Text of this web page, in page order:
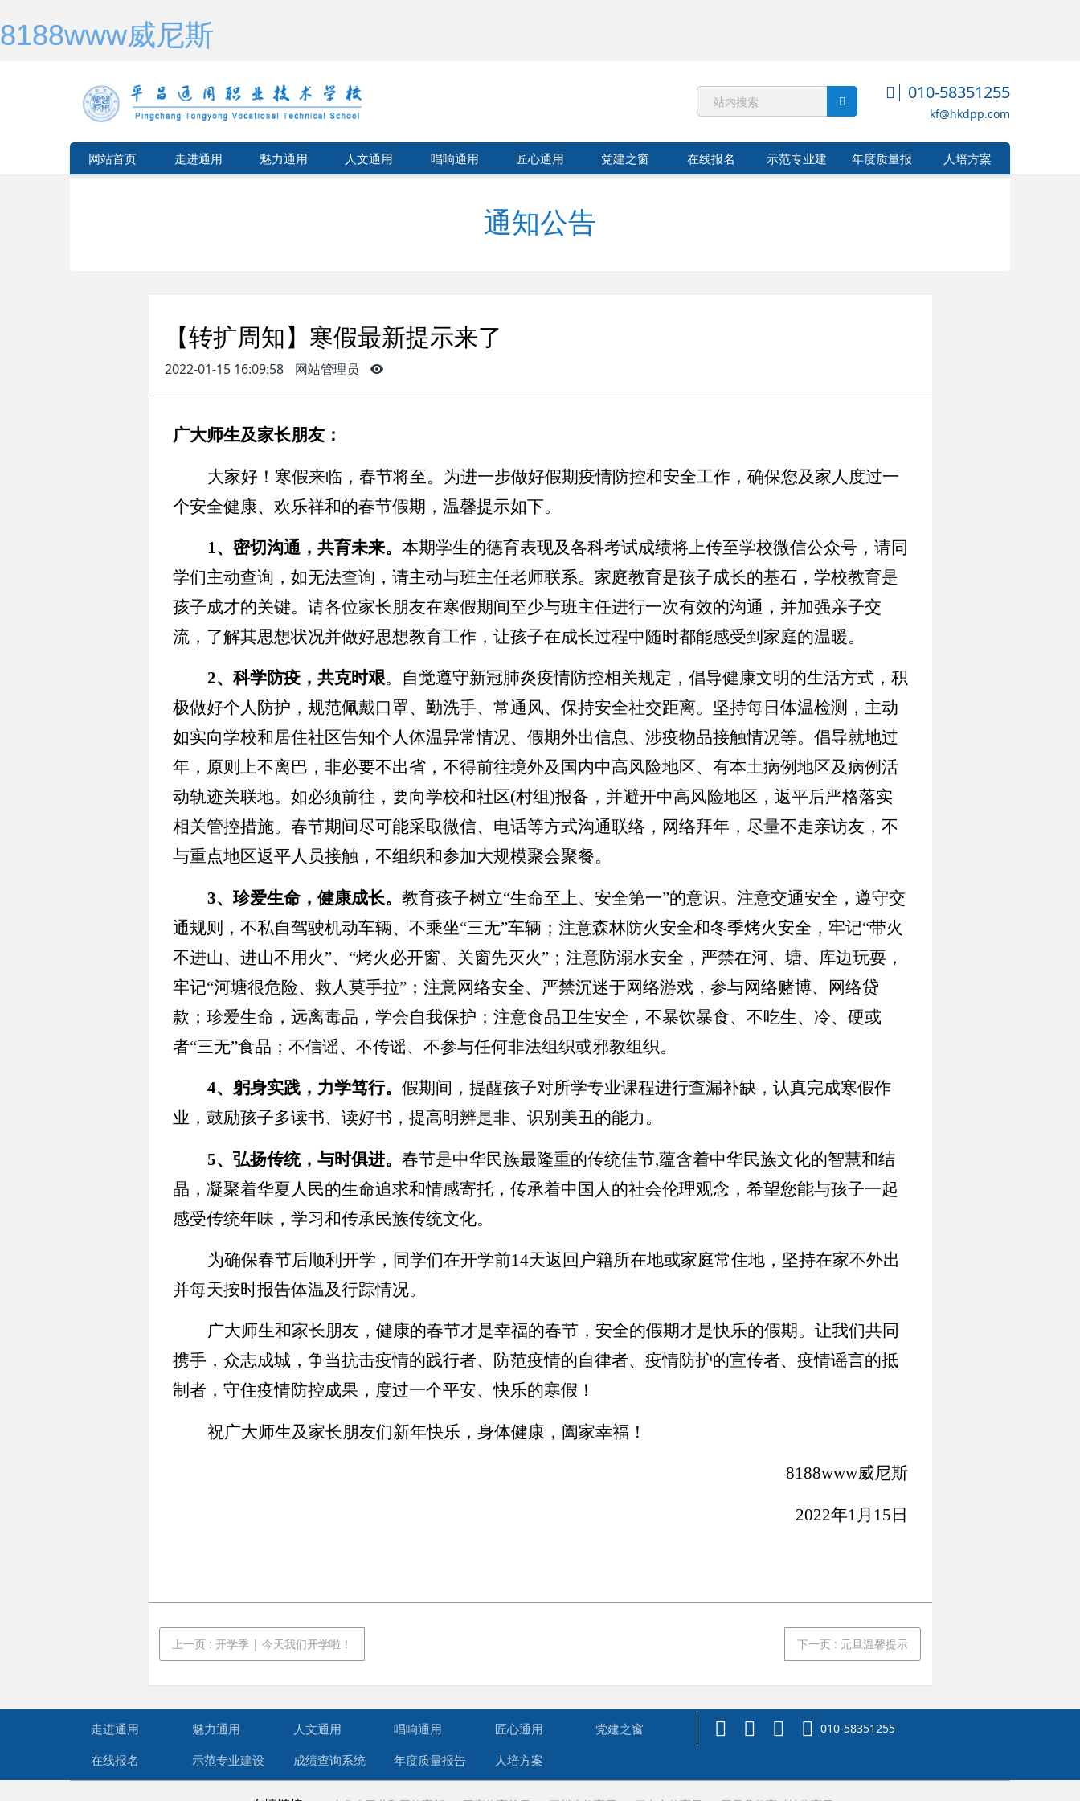
8188www威尼斯
010-58351255
kf@hkdpp.com
网站首页 走进通用 魅力通用 人文通用 唱响通用 匠心通用 党建之窗 在线报名
示范专业建
年度质量报
人培方案
通知公告
【转扩周知】寒假最新提示来了
2022-01-15 16:09:58 网站管理员
广大师生及家长朋友：
大家好！寒假来临，春节将至。为进一步做好假期疫情防控和安全工作，确保您及家人度过一
个安全健康、欢乐祥和的春节假期，温馨提示如下。
1、密切沟通，共育未来。 本期学生的德育表现及各科考试成绩将上传至学校微信公众号，请同
学们主动查询，如无法查询，请主动与班主任老师联系。家庭教育是孩子成长的基石，学校教育是
孩子成才的关键。请各位家长朋友在寒假期间至少与班主任进行一次有效的沟通，并加强亲子交
流，了解其思想状况并做好思想教育工作，让孩子在成长过程中随时都能感受到家庭的温暖。
2、科学防疫，共克时艰。自觉遵守新冠肺炎疫情防控相关规定，倡导健康文明的生活方式，积
极做好个人防护，规范佩戴口罩、勤洗手、常通风、保持安全社交距离。坚持每日体温检测，主动
如实向学校和居住社区告知个人体温异常情况、假期外出信息、涉疫物品接触情况等。倡导就地过
年，原则上不离巴，非必要不出省，不得前往境外及国内中高风险地区、有本土病例地区及病例活
动轨迹关联地。如必须前往，要向学校和社区(村组)报备，并避开中高风险地区，返平后严格落实
相关管控措施。春节期间尽可能采取微信、电话等方式沟通联络，网络拜年，尽量不走亲访友，不
与重点地区返平人员接触，不组织和参加大规模聚会聚餐。
3、珍爱生命，健康成长。 教育孩子树立“生命至上、安全第一”的意识。注意交通安全，遵守交
通规则，不私自驾驶机动车辆、不乘坐“三无”车辆；注意森林防火安全和冬季烤火安全，牢记“带火
不进山、进山不用火”、 “烤火必开窗、关窗先灭火”；注意防溺水安全，严禁在河、塘、库边玩耍，
牢记“河塘很危险、救人莫手拉”；注意网络安全、严禁沉迷于网络游戏，参与网络赌博、网络贷
款；珍爱生命，远离毒品，学会自我保护；注意食品卫生安全，不暴饮暴食、不吃生、冷、硬或
者“三无”食品；不信谣、不传谣、不参与任何非法组织或邪教组织。
4、躬身实践，力学笃行。 假期间，提醒孩子对所学专业课程进行查漏补缺，认真完成寒假作
业，鼓励孩子多读书、读好书，提高明辨是非、识别美丑的能力。
5、弘扬传统，与时俱进。 春节是中华民族最隆重的传统佳节,蕴含着中华民族文化的智慧和结
晶，凝聚着华夏人民的生命追求和情感寄托，传承着中国人的社会伦理观念，希望您能与孩子一起
感受传统年味，学习和传承民族传统文化。
为确保春节后顺利开学，同学们在开学前14天返回户籍所在地或家庭常住地，坚持在家不外出
并每天按时报告体温及行踪情况。
广大师生和家长朋友，健康的春节才是幸福的春节，安全的假期才是快乐的假期。让我们共同
携手，众志成城，争当抗击疫情的践行者、防范疫情的自律者、疫情防护的宣传者、疫情谣言的抵
制者，守住疫情防控成果，度过一个平安、快乐的寒假！
祝广大师生及家长朋友们新年快乐，身体健康，阖家幸福！
8188www威尼斯
2022年1 月 15 日
上一页 : 开学季 | 今天我们开学啦！ 下一页 : 元旦温馨提示
走进通用 魅力通用 人文通用 唱响通用 匠心通用 党建之窗
在线报名 示范专业建设 成绩查询系统 年度质量报告 人培方案
010-58351255